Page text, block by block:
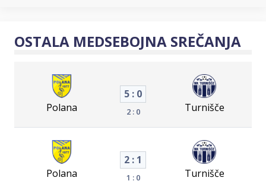
OSTALA MEDSEBOJNA SREČANJA
Polana
5 : 0
2 : 0 Turnišče
Polana
2 : 1
1 : 0 Turnišče